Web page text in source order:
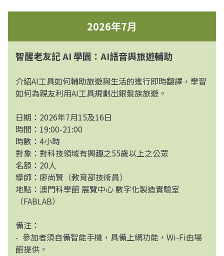
2026年7月
智醒老友記 AI 學園：AI語音與旅遊輔助
介紹AI工具如何輔助旅遊與生活的進行即時翻譯，學習
如何為親友利用AI工具規劃出銀髮族旅遊。
日期：2026年7月15及16日
時間：19:00-21:00
時數：4小時
對象：對科技領域有興趣之55歲以上之公眾
名額：20人
導師：廖尚賢（教育部技術員）
地點：澳門科學館 展覽中心 數字化製造實驗室
（FABLAB）
備注：
- 參加者須自備智能手機，具備上網功能，Wi-Fi由場
館提供。